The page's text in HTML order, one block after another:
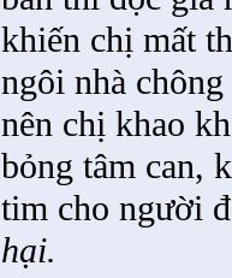
khiến chị mất
ngôi nhà
nên chị khao
bỏng tâm can,
tim cho người
hại.